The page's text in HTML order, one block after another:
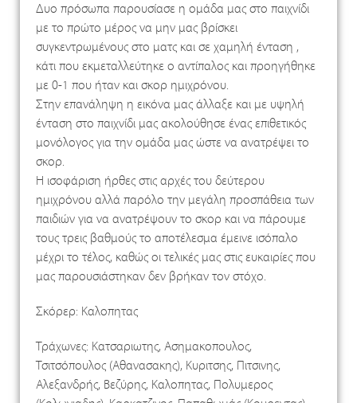
Δυο πρόσωπα παρουσίασε η ομάδα μας στο παιχνίδι
με το πρώτο μέρος να μην μας βρίσκει
συγκεντρωμένους στο ματς και σε χαμηλή ένταση ,
κάτι που εκμεταλλεύτηκε ο αντίπαλος και προηγήθηκε
με 0-1 που ήταν και σκορ ημιχρόνου.
Στην επανάληψη η εικόνα μας άλλαξε και με υψηλή
ένταση στο παιχνίδι μας ακολούθησε ένας επιθετικός
μονόλογος για την ομάδα μας ώστε να ανατρέψει το
σκορ.
Η ισοφάριση ήρθες στις αρχές του δεύτερου
ημιχρόνου αλλά παρόλο την μεγάλη προσπάθεια των
παιδιών για να ανατρέψουν το σκορ και να πάρουμε
τους τρεις βαθμούς το αποτέλεσμα έμεινε ισόπαλο
μέχρι το τέλος, καθώς οι τελικές μας στις ευκαιρίες που
μας παρουσιάστηκαν δεν βρήκαν τον στόχο.
Σκόρερ: Καλοπητας
Τράχωνες: Κατσαριωτης, Ασημακοπουλος,
Τσιτσόπουλος (Αθανασακης), Κυριτσης, Πιτσινης,
Αλεξανδρής, Βεζύρης, Καλοπητας, Πολυμερος